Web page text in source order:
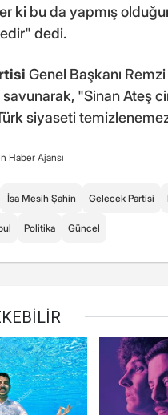
ki bu da yapmış
dedi.
Genel Başkanı
savunarak, "Sinan Ateş
siyaseti
Haber Ajansı
İsa Mesih Şahin Gelecek Partisi
Politika Güncel